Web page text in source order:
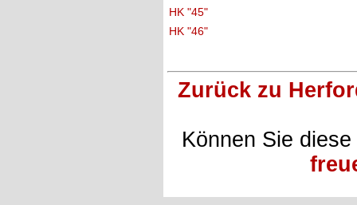
HK "45"
HK "46"
Zurück zu
Können Sie